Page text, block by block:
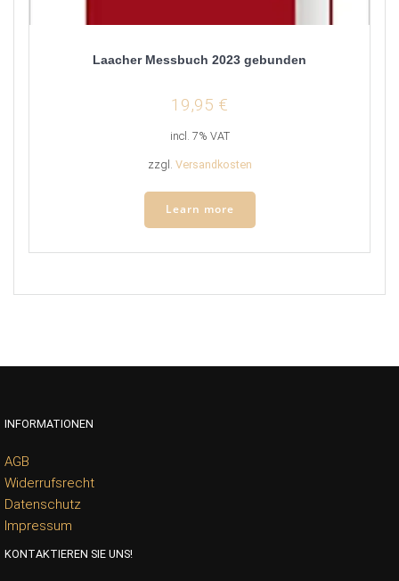
Laacher Messbuch 2023 gebunden
19,95 €
incl. 7% VAT
zzgl. Versandkosten
Learn more
INFORMATIONEN
AGB
Widerrufsrecht
Datenschutz
Impressum
KONTAKTIEREN SIE UNS!